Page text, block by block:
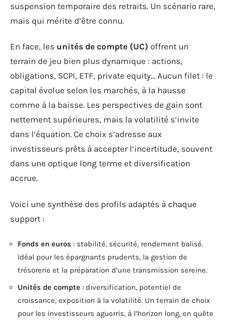
suspension temporaire des retraits. Un scénario rare,
mais qui mérite d’être connu.
En face, les unités de compte (UC) offrent un
terrain de jeu bien plus dynamique : actions,
obligations, SCPI, ETF, private equity… Aucun filet : le
capital évolue selon les marchés, à la hausse
comme à la baisse. Les perspectives de gain sont
nettement supérieures, mais la volatilité s’invite
dans l’équation. Ce choix s’adresse aux
investisseurs prêts à accepter l’incertitude, souvent
dans une optique long terme et diversification
accrue.
Voici une synthèse des profils adaptés à chaque
support :
Fonds en euros : stabilité, sécurité, rendement balisé.
Idéal pour les épargnants prudents, la gestion de
trésorerie et la préparation d’une transmission sereine.
Unités de compte : diversification, potentiel de
croissance, exposition à la volatilité. Un terrain de choix
pour les investisseurs aguerris, à l’horizon long, en quête